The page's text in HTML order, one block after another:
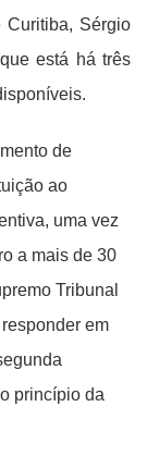
Sérgio
está há três
de
ao
uma vez
a mais de 30
Tribunal
em
princípio da